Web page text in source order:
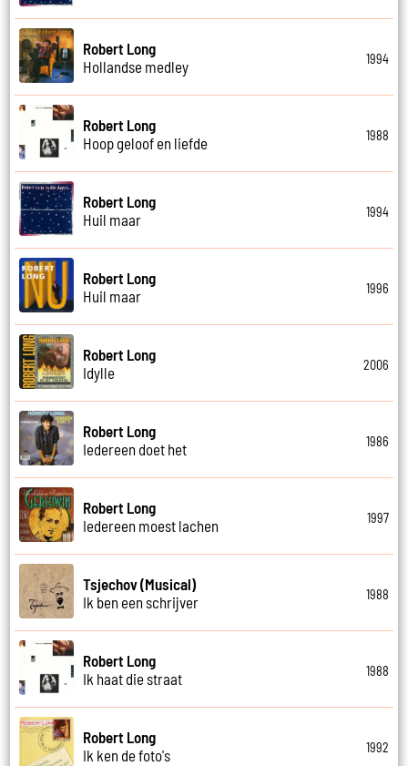
Robert Long
Hollandse medley
1994
Robert Long
Hoop geloof en liefde
1988
Robert Long
Huil maar
1994
Robert Long
Huil maar
1996
Robert Long
Idylle
2006
Robert Long
Iedereen doet het
1986
Robert Long
Iedereen moest lachen
1997
Tsjechov (Musical)
Ik ben een schrijver
1988
Robert Long
Ik haat die straat
1988
Robert Long
Ik ken de foto's
1992